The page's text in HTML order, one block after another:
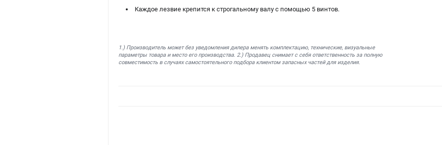
Каждое лезвие крепится к строгальному валу с помощью 5 винтов.
1.) Производитель может без уведомления дилера менять комплектацию, технические, визуальные
параметры товара и место его производства. 2.) Продавец снимает с себя ответственность за полную
совместимость в случаях самостоятельного подбора клиентом запасных частей для изделия.